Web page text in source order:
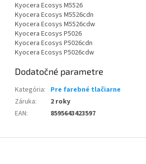
Kyocera Ecosys M5526
Kyocera Ecosys M5526cdn
Kyocera Ecosys M5526cdw
Kyocera Ecosys P5026
Kyocera Ecosys P5026cdn
Kyocera Ecosys P5026cdw
Dodatočné parametre
Kategória: Pre farebné tlačiarne
Záruka:
2 roky
EAN: 8595643423597